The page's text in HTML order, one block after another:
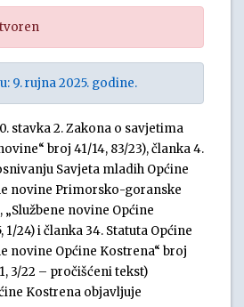
9. rujna 2025. godine.
stavka 2. Zakona o savjetima
broj 41/14, 83/23), članka 4.
Savjeta mladih Općine
novine Primorsko-goranske
„Službene novine Općine
1/24) i članka 34. Statuta Općine
novine Općine Kostrena“ broj
3/22 – pročišćeni tekst)
Kostrena objavljuje